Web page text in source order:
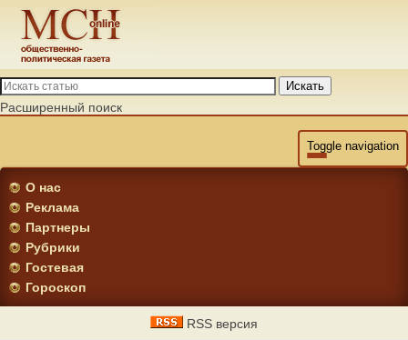
Искать
Расширенный поиск
Toggle navigation
О нас
Реклама
Партнеры
Рубрики
Гостевая
Гороскоп
RSS версия